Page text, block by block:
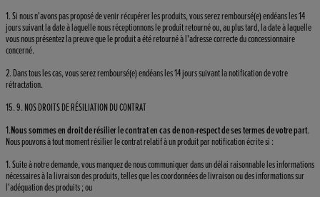
1. Si nous n'avons pas proposé de venir récupérer les produits, vous serez remboursé(e) endéans les 14
jours suivant la date à laquelle nous réceptionnons le produit retourné ou, au plus tard, la date à laquelle
vous nous présentez la preuve que le produit a été retourné à l'adresse correcte du concessionnaire
concerné.
2. Dans tous les cas, vous serez remboursé(e) endéans les 14 jours suivant la notification de votre
rétractation.
15. 9. NOS DROITS DE RÉSILIATION DU CONTRAT
1.Nous sommes en droit de résilier le contrat en cas de non-respect de ses termes de votre part.
Nous pouvons à tout moment résilier le contrat relatif à un produit par notification écrite si :
1. Suite à notre demande, vous manquez de nous communiquer dans un délai raisonnable les informations
nécessaires à la livraison des produits, telles que les coordonnées de livraison ou des informations sur
l'adéquation des produits ; ou